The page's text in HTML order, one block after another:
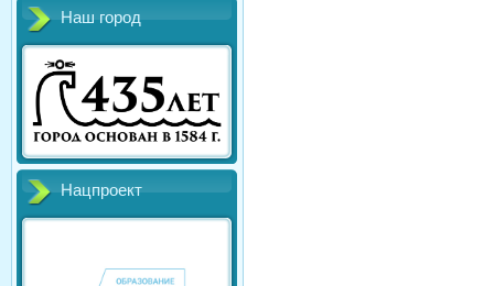
Наш город
Нацпроект